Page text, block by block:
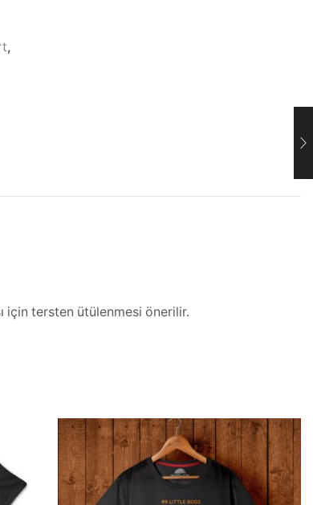
,
için tersten ütülenmesi önerilir.